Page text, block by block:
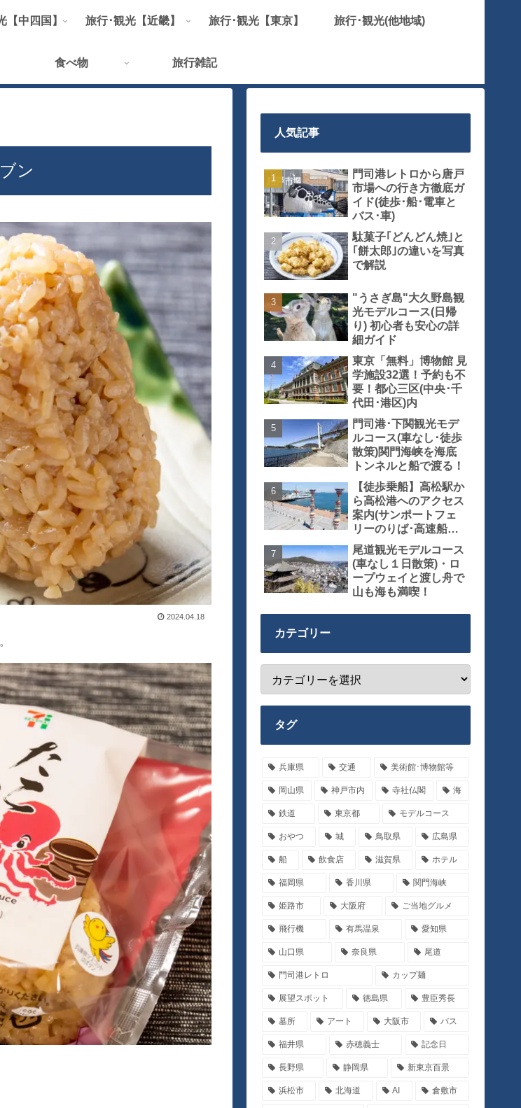
【中四国】 旅行･観光【近畿】 旅行･観光【東京】 旅行･観光(他地域)
食べ物 旅行雑記
ン
2024.04.18
人気記事
門司港レトロから唐戸
市場への行き方徹底ガ
イド(徒歩･船･電車と
バス･車)
駄菓子｢どんどん焼｣と
｢餅太郎｣の違いを写真
で解説
"うさぎ島"大久野島観
光モデルコース(日帰
り) 初心者も安心の詳
細ガイド
東京「無料」博物館 見
学施設32選！予約も不
要！都心三区(中央･千
代田･港区)内
門司港･下関観光モデ
ルコース(車なし･徒歩
散策)関門海峡を海底
トンネルと船で渡る！
【徒歩乗船】高松駅か
ら高松港へのアクセス
案内(サンポートフェ
リーのりば･高速船の
りば)
尾道観光モデルコース
(車なし１日散策)・ロ
ープウェイと渡し舟で
山も海も満喫！
カテゴリー
タグ
兵庫県 交通 美術館･博物館等
岡山県 神戸市内 寺社仏閣 海
鉄道 東京都 モデルコース
おやつ 城 鳥取県 広島県
船 飲食店 滋賀県 ホテル
福岡県 香川県 関門海峡
姫路市 大阪府 ご当地グルメ
飛行機 有馬温泉 愛知県
山口県 奈良県 尾道
門司港レトロ カップ麺
展望スポット 徳島県 豊臣秀長
墓所 アート 大阪市 バス
福井県 赤穂義士 記念日
長野県 静岡県 新東京百景
浜松市 北海道 AI 倉敷市